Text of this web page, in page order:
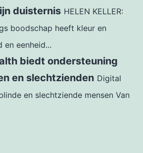
duisternis HELEN KELLER:
boodschap heeft kleur en
en eenheid...
biedt ondersteuning
en slechtzienden Digital
en slechtziende mensen Van